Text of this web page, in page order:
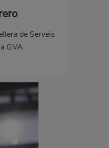
de Serveis
GVA